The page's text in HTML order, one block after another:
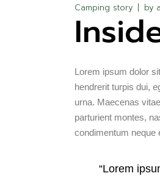
Camping story by
Lorem ipsum dolor
hendrerit turpis dui,
urna. Maecenas
parturient montes,
condimentum neque
“Lorem